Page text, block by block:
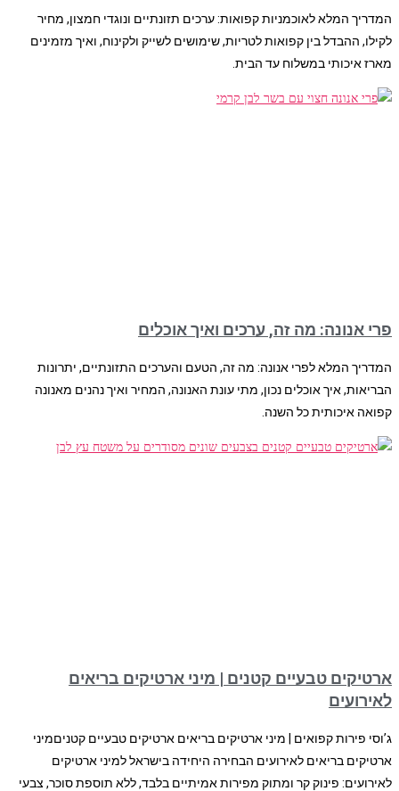
המדריך המלא לאוכמניות קפואות: ערכים תזונתיים ונוגדי חמצון, מחיר
לקילו, ההבדל בין קפואות לטריות, שימושים לשייק ולקינוח, ואיך מזמינים
מארז איכותי במשלוח עד הבית.
פרי אנונה: מה זה, ערכים ואיך אוכלים
המדריך המלא לפרי אנונה: מה זה, הטעם והערכים התזונתיים, יתרונות
הבריאות, איך אוכלים נכון, מתי עונת האנונה, המחיר ואיך נהנים מאנונה
קפואה איכותית כל השנה.
ארטיקים טבעיים קטנים | מיני ארטיקים בריאים
לאירועים
ג’וסי פירות קפואים | מיני ארטיקים בריאים ארטיקים טבעיים קטניםמיני
ארטיקים בריאים לאירועים הבחירה היחידה בישראל למיני ארטיקים
לאירועים: פינוק קר ומתוק מפירות אמיתיים בלבד, ללא תוספת סוכר, צבעי